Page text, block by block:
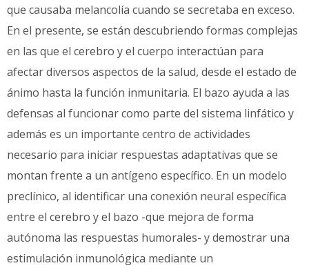
que causaba melancolía cuando se secretaba en exceso.
En el presente, se están descubriendo formas complejas
en las que el cerebro y el cuerpo interactúan para
afectar diversos aspectos de la salud, desde el estado de
ánimo hasta la función inmunitaria. El bazo ayuda a las
defensas al funcionar como parte del sistema linfático y
además es un importante centro de actividades
necesario para iniciar respuestas adaptativas que se
montan frente a un antígeno específico. En un modelo
preclínico, al identificar una conexión neural específica
entre el cerebro y el bazo -que mejora de forma
autónoma las respuestas humorales- y demostrar una
estimulación inmunológica mediante un